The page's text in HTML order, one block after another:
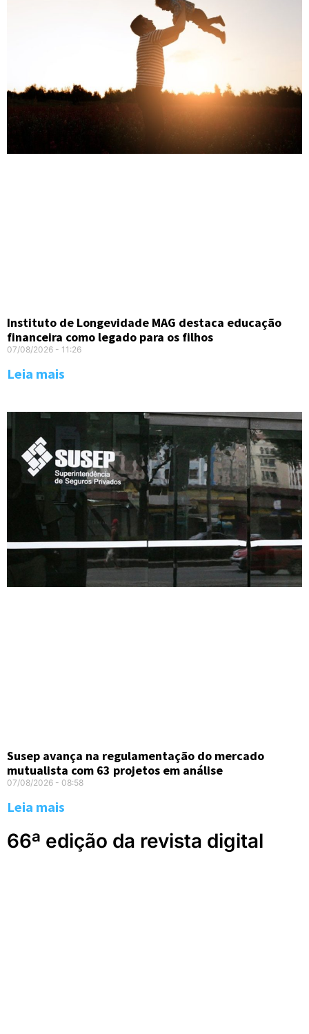
Instituto de Longevidade MAG destaca educação
financeira como legado para os filhos
07/08/2026 11:26
Leia mais
Susep avança na regulamentação do mercado
mutualista com 63 projetos em análise
07/08/2026 08:58
Leia mais
66ª edição da revista digital